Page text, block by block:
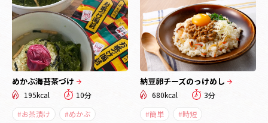
めかぶ海苔茶づけ
195kcal
10分
#お茶漬け
#めかぶ
納豆卵チーズのっけめし
680kcal
3分
#簡単
#時短